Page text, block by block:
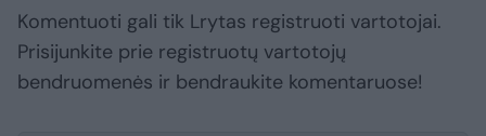
Komentuoti gali tik Lrytas registruoti vartotojai.
Prisijunkite prie registruotų vartotojų
bendruomenės ir bendraukite komentaruose!